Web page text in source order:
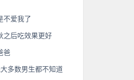
不爱我了
之后吃效果更好
爸
多数男生都不知道